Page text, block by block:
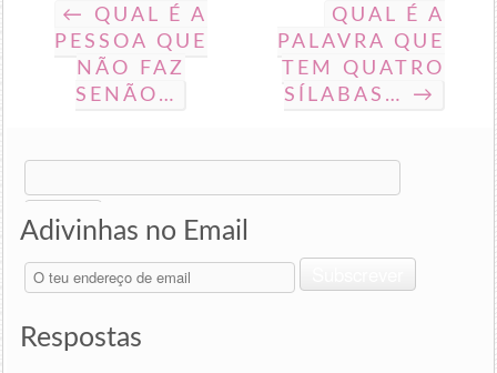
← QUAL É A
PESSOA QUE
NÃO FAZ
SENÃO…
QUAL É A
PALAVRA QUE
TEM QUATRO
SÍLABAS… →
Search
for:
Adivinhas no Email
O
teu
de
Respostas